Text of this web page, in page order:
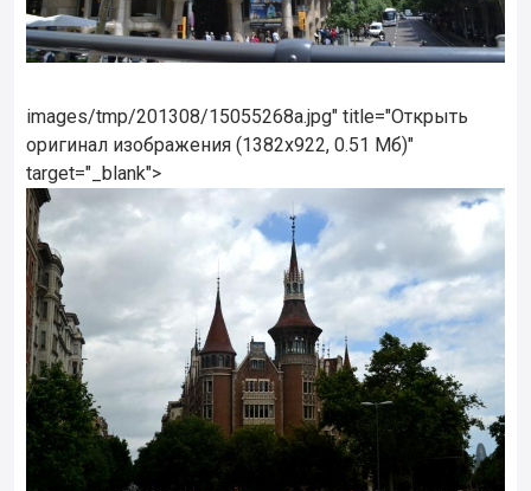
images/tmp/201308/15055268a.jpg" title="Открыть
оригинал изображения (1382x922, 0.51 Мб)"
target="_blank">